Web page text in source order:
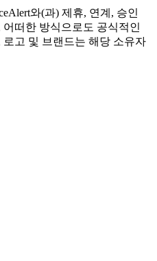
와(과) 제휴, 연계, 승인
떠한 방식으로도 공식적인
고 및 브랜드는 해당 소유자